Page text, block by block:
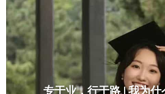
专于业，行于路 | 我为